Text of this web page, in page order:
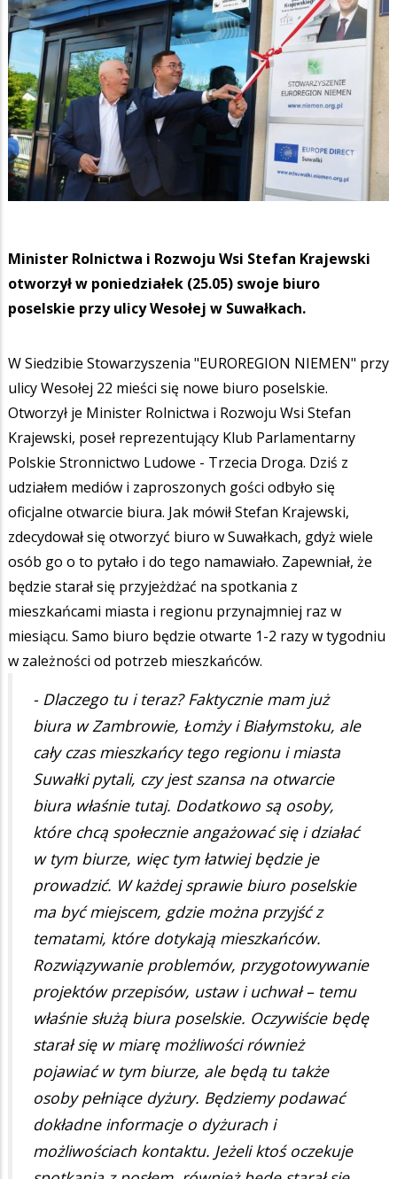
Minister Rolnictwa i Rozwoju Wsi Stefan Krajewski
otworzył w poniedziałek (25.05) swoje biuro
poselskie przy ulicy Wesołej w Suwałkach.
W Siedzibie Stowarzyszenia "EUROREGION NIEMEN" przy
ulicy Wesołej 22 mieści się nowe biuro poselskie.
Otworzył je Minister Rolnictwa i Rozwoju Wsi Stefan
Krajewski, poseł reprezentujący Klub Parlamentarny
Polskie Stronnictwo Ludowe - Trzecia Droga. Dziś z
udziałem mediów i zaproszonych gości odbyło się
oficjalne otwarcie biura. Jak mówił Stefan Krajewski,
zdecydował się otworzyć biuro w Suwałkach, gdyż wiele
osób go o to pytało i do tego namawiało. Zapewniał, że
będzie starał się przyjeżdżać na spotkania z
mieszkańcami miasta i regionu przynajmniej raz w
miesiącu. Samo biuro będzie otwarte 1-2 razy w tygodniu
w zależności od potrzeb mieszkańców.
- Dlaczego tu i teraz? Faktycznie mam już
biura w Zambrowie, Łomży i Białymstoku, ale
cały czas mieszkańcy tego regionu i miasta
Suwałki pytali, czy jest szansa na otwarcie
biura właśnie tutaj. Dodatkowo są osoby,
które chcą społecznie angażować się i działać
w tym biurze, więc tym łatwiej będzie je
prowadzić. W każdej sprawie biuro poselskie
ma być miejscem, gdzie można przyjść z
tematami, które dotykają mieszkańców.
Rozwiązywanie problemów, przygotowywanie
projektów przepisów, ustaw i uchwał – temu
właśnie służą biura poselskie. Oczywiście będę
starał się w miarę możliwości również
pojawiać w tym biurze, ale będą tu także
osoby pełniące dyżury. Będziemy podawać
dokładne informacje o dyżurach i
możliwościach kontaktu. Jeżeli ktoś oczekuje